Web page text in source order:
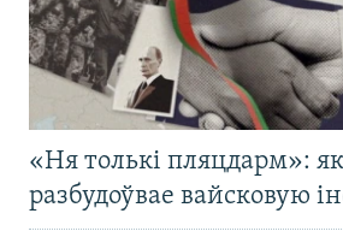
«Ня толькі пляцдарм»:
разбудоўвае вайсковую